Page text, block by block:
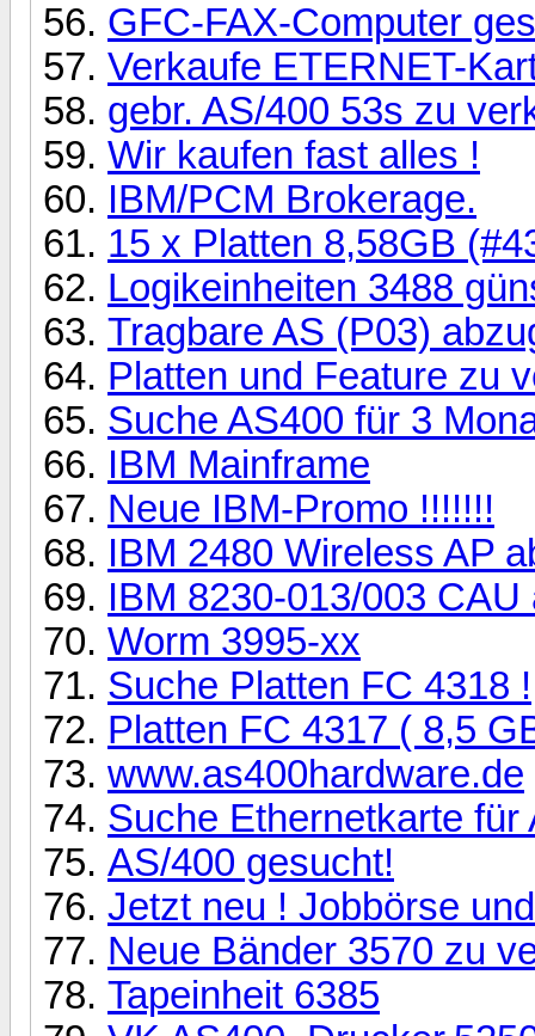
GFC-FAX-Computer
Verkaufe ETERNET-
gebr. AS/400 53s zu
Wir kaufen fast alles !
IBM/PCM Brokerage.
15 x Platten 8,58GB
Logikeinheiten 3488
Tragbare AS (P03)
Platten und Feature zu
Suche AS400 für 3
IBM Mainframe
Neue IBM-Promo !!!!!!!
IBM 2480 Wireless AP
IBM 8230-013/003 CAU
Worm 3995-xx
Suche Platten FC 4318 !
Platten FC 4317 ( 8,5
www.as400hardware.de
Suche Ethernetkarte für
AS/400 gesucht!
Jetzt neu ! Jobbörse
Neue Bänder 3570 zu
Tapeinheit 6385